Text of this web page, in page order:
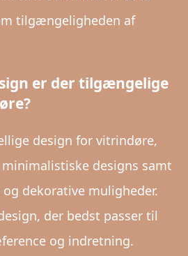
tilgængeligheden af
er der tilgængelige
design for vitrindøre,
designs samt
dekorative muligheder.
der bedst passer til
og indretning.